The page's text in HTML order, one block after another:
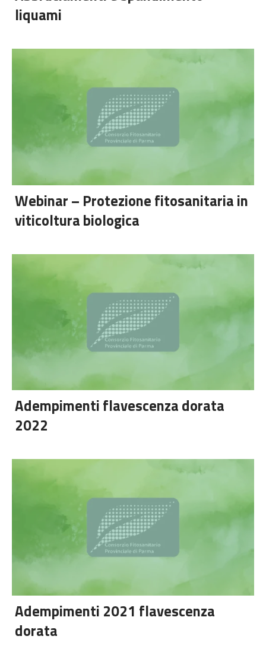
liquami
Webinar – Protezione fitosanitaria in
viticoltura biologica
Adempimenti flavescenza dorata
2022
Adempimenti 2021 flavescenza
dorata